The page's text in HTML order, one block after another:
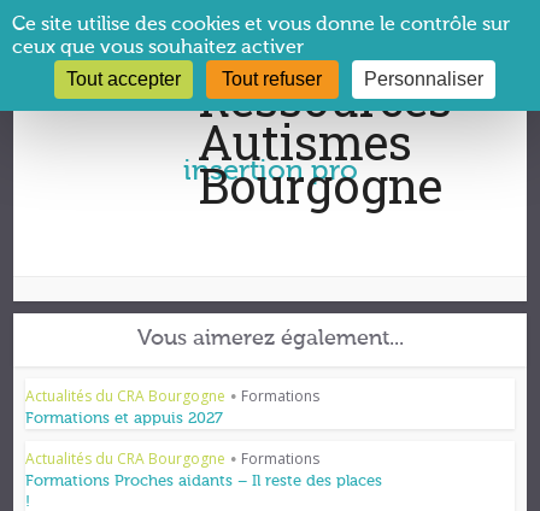
Vous êtes ici :CRA Bourgogne→insertion pro
insertion pro
Vous aimerez également...
Actualités du CRA Bourgogne • Formations
Formations et appuis 2027
Actualités du CRA Bourgogne • Formations
Formations Proches aidants – Il reste des places
!
Panneau de gestion des cookies
Ce site utilise des cookies et vous donne le contrôle sur
ceux que vous souhaitez activer
Tout accepter Tout refuser Personnaliser